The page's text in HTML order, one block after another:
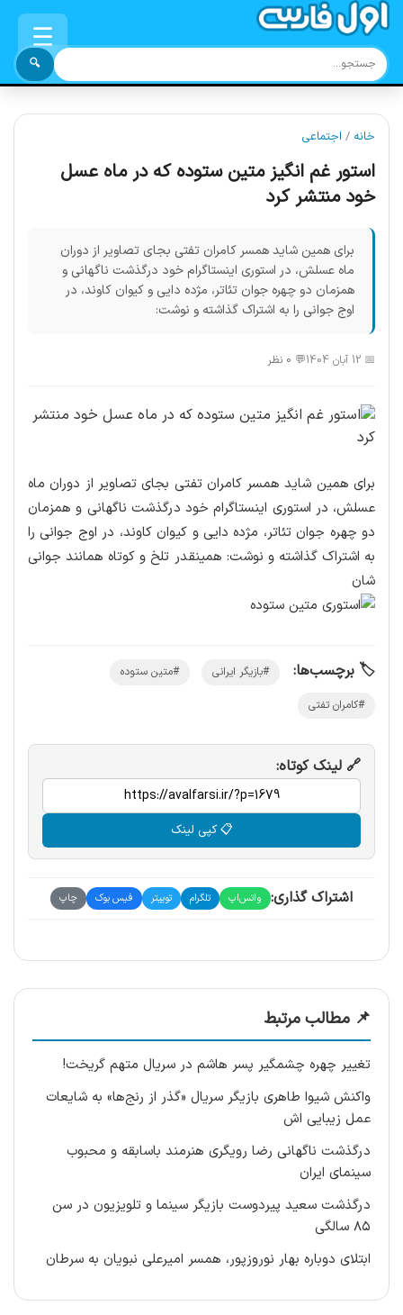
☰
🔍
خانه / اجتماعی
استور غم انگیز متین ستوده که در ماه عسل
خود منتشر کرد
برای همین شاید همسر کامران تفتی بجای تصاویر از دوران
ماه عسلش، در استوری اینستاگرام خود درگذشت ناگهانی و
همزمان دو چهره جوان تئاتر، مژده دایی و کیوان کاوند، در
اوج جوانی را به اشتراک گذاشته و نوشت:
📅 12 آبان 1404 💬 0 نظر
برای همین شاید همسر کامران تفتی بجای تصاویر از دوران ماه
عسلش، در استوری اینستاگرام خود درگذشت ناگهانی و همزمان
دو چهره جوان تئاتر، مژده دایی و کیوان کاوند، در اوج جوانی را
به اشتراک گذاشته و نوشت: همینقدر تلخ و کوتاه همانند جوانی
شان
🏷️ برچسب‌ها: #بازیگر ایرانی #متین ستوده
#کامران تفتی
🔗 لینک کوتاه:
📋 کپی لینک
اشتراک گذاری: واتس‌اپ تلگرام توییتر فیس بوک چاپ
📌 مطالب مرتبط
تغییر چهره چشمگیر پسر هاشم در سریال متهم گریخت!
واکنش شیوا طاهری بازیگر سریال «گذر از رنج‌ها» به شایعات
عمل زیبایی اش
درگذشت ناگهانی رضا رویگری هنرمند باسابقه و محبوب
سینمای ایران
درگذشت سعید پیردوست بازیگر سینما و تلویزیون در سن
۸۵ سالگی
ابتلای دوباره بهار نوروزپور، همسر امیرعلی نبویان به سرطان